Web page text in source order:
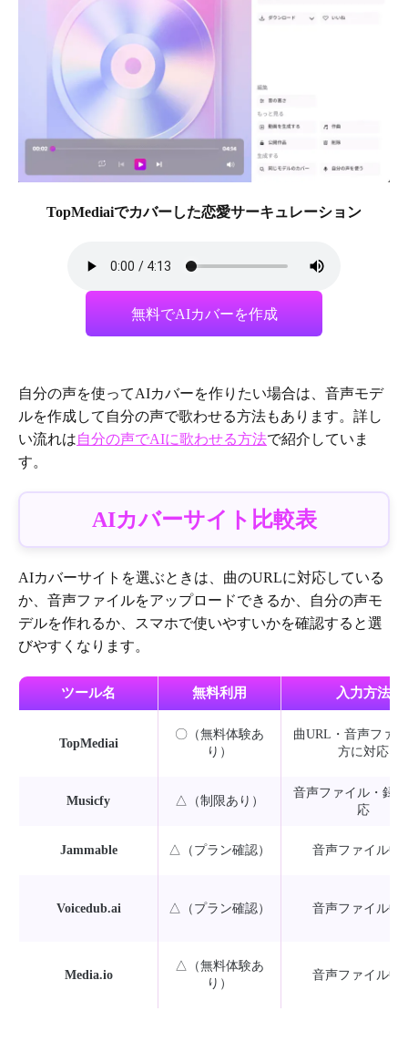
TopMediaiでカバーした恋愛サーキュレーション
無料でAIカバーを作成
自分の声を使ってAIカバーを作りたい場合は、音声モデ
ルを作成して自分の声で歌わせる方法もあります。詳し
い流れは自分の声でAIに歌わせる方法で紹介していま
す。
AIカバーサイト比較表
AIカバーサイトを選ぶときは、曲のURLに対応している
か、音声ファイルをアップロードできるか、自分の声モ
デルを作れるか、スマホで使いやすいかを確認すると選
びやすくなります。
ツール名 無料利用 入力方法
TopMediai
〇（無料体験あ
り）
曲URL・音声ファ
方に対応
Musicfy △（制限あり）
音声ファイル・録
応
Jammable △（プラン確認） 音声ファイル中
Voicedub.ai △（プラン確認） 音声ファイル中
Media.io
△（無料体験あ
り）
音声ファイル中